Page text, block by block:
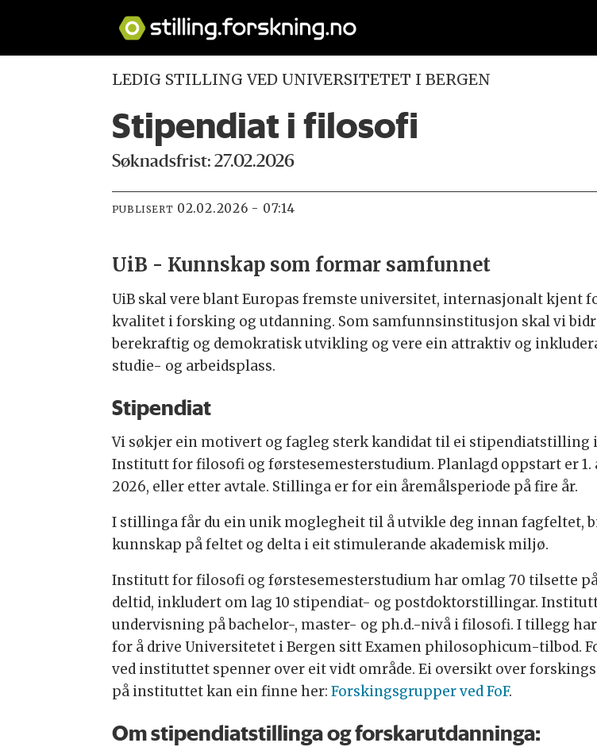
LEDIG STILLING VED UNIVERSITETET I BERGEN
Stipendiat i filosofi
Søknadsfrist: 27.02.2026
PUBLISERT 02.02.2026 - 07:14
UiB - Kunnskap som formar samfunnet
UiB skal vere blant Europas fremste universitet, internasjonalt kjent
kvalitet i forsking og utdanning. Som samfunnsinstitusjon skal vi
berekraftig og demokratisk utvikling og vere ein attraktiv og
studie- og arbeidsplass.
Stipendiat
Vi søkjer ein motivert og fagleg sterk kandidat til ei stipendiatstilling
Institutt for filosofi og førstesemesterstudium. Planlagd oppstart er 1.
2026, eller etter avtale. Stillinga er for ein åremålsperiode på fire år.
I stillinga får du ein unik moglegheit til å utvikle deg innan fagfeltet,
kunnskap på feltet og delta i eit stimulerande akademisk miljø.
Institutt for filosofi og førstesemesterstudium har omlag 70 tilsette
deltid, inkludert om lag 10 stipendiat- og postdoktorstillingar.
undervisning på bachelor-, master- og ph.d.-nivå i filosofi. I tillegg
for å drive Universitetet i Bergen sitt Examen philosophicum-tilbod.
ved instituttet spenner over eit vidt område. Ei oversikt over
på instituttet kan ein finne her: Forskingsgrupper ved FoF.
Om stipendiatstillinga og forskarutdanninga: